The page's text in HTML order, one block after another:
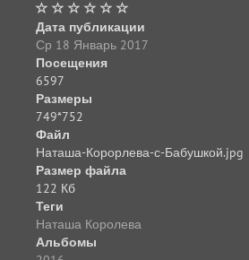
Дата публикации
Ср 18 Январь 2017
Посещения
6597
Размеры
749*752
Файл
Наташа-Корорлева-с-Бабушкой.jpg
Размер файла
122 Кб
Теги
Наташа Королева
Альбомы